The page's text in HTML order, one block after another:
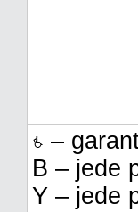
–
B – jede
Y – jede